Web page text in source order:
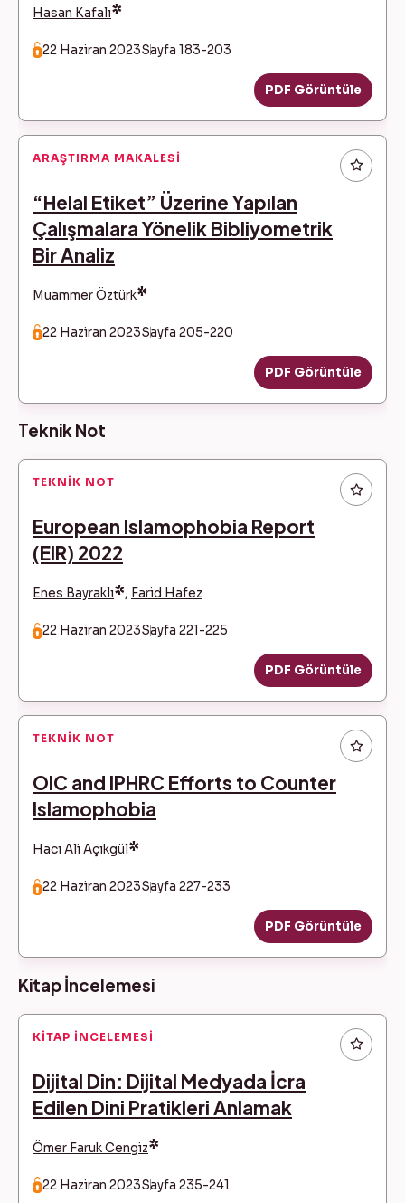
Hasan Kafalı*
22 Haziran 2023Sayfa 183-203
PDF Görüntüle
ARAŞTIRMA MAKALESI
“Helal Etiket” Üzerine Yapılan
Çalışmalara Yönelik Bibliyometrik
Bir Analiz
Muammer Öztürk*
22 Haziran 2023Sayfa 205-220
PDF Görüntüle
Teknik Not
TEKNIK NOT
European Islamophobia Report
(EIR) 2022
Enes Bayraklı*, Farid Hafez
22 Haziran 2023Sayfa 221-225
PDF Görüntüle
TEKNIK NOT
OIC and IPHRC Efforts to Counter
Islamophobia
Hacı Ali Açıkgül*
22 Haziran 2023Sayfa 227-233
PDF Görüntüle
Kitap İncelemesi
KITAP İNCELEMESI
Dijital Din: Dijital Medyada İcra
Edilen Dini Pratikleri Anlamak
Ömer Faruk Cengiz*
22 Haziran 2023Sayfa 235-241